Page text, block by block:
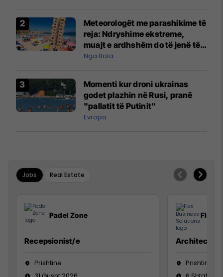
Meteorologët me parashikime të
reja: Ndryshime ekstreme,
muajt e ardhshëm do të jenë të
pazakontë
Nga Bota
Momenti kur droni ukrainas
godet plazhin në Rusi, pranë
"pallatit të Putinit"
Evropa
Jobs Real Estate
Padel Zone
Recepsionist/e
Prishtine
Flex
Architect
Prishtinë